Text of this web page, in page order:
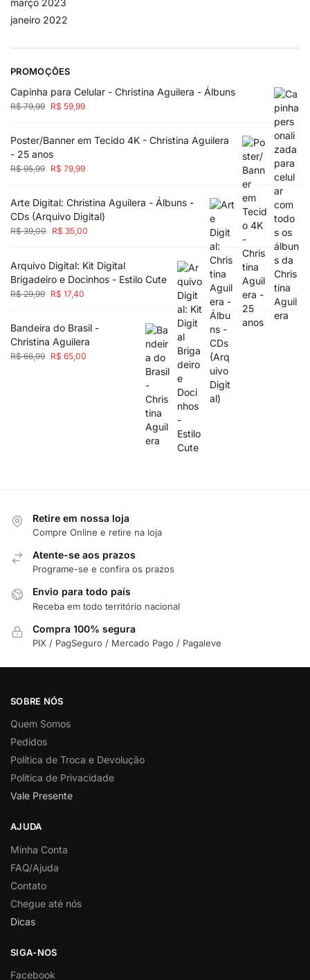
janeiro 2022
PROMOÇÕES
Capinha para Celular - Christina Aguilera - Álbuns
R$79,99 R$ 59,99
Poster/Banner em Tecido 4K - Christina Aguilera
- 25 anos
R$95,99 R$ 79,99
Arte Digital: Christina Aguilera - Álbuns -
CDs (Arquivo Digital)
R$39,00 R$ 35,00
Arquivo Digital: Kit Digital
Brigadeiro e Docinhos - Estilo Cute
R$29,99 R$ 17,40
Bandeira do Brasil -
Christina Aguilera
R$66,99 R$ 65,00
Retire em nossa loja
Compre Online e retire na loja
Atente-se aos prazos
Programe-se e confira os prazos
Envio para todo país
Receba em todo território nacional
Compra 100% segura
PIX / PagSeguro / Mercado Pago / Pagaleve
SOBRE NÓS
Quem Somos
Pedidos
Política de Troca e Devolução
Política de Privacidade
Vale Presente
AJUDA
Minha Conta
FAQ/Ajuda
Contato
Chegue até nós
Dicas
SIGA-NOS
Facebook